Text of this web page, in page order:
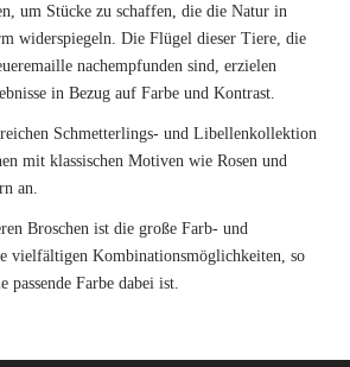
um Stücke zu schaffen, die die Natur in
widerspiegeln. Die Flügel dieser Tiere, die
nachempfunden sind, erzielen
in Bezug auf Farbe und Kontrast.
Schmetterlings- und Libellenkollektion
mit klassischen Motiven wie Rosen und
an.
Broschen ist die große Farb- und
vielfältigen Kombinationsmöglichkeiten, so
passende Farbe dabei ist.